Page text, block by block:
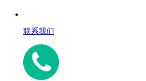
联系我们